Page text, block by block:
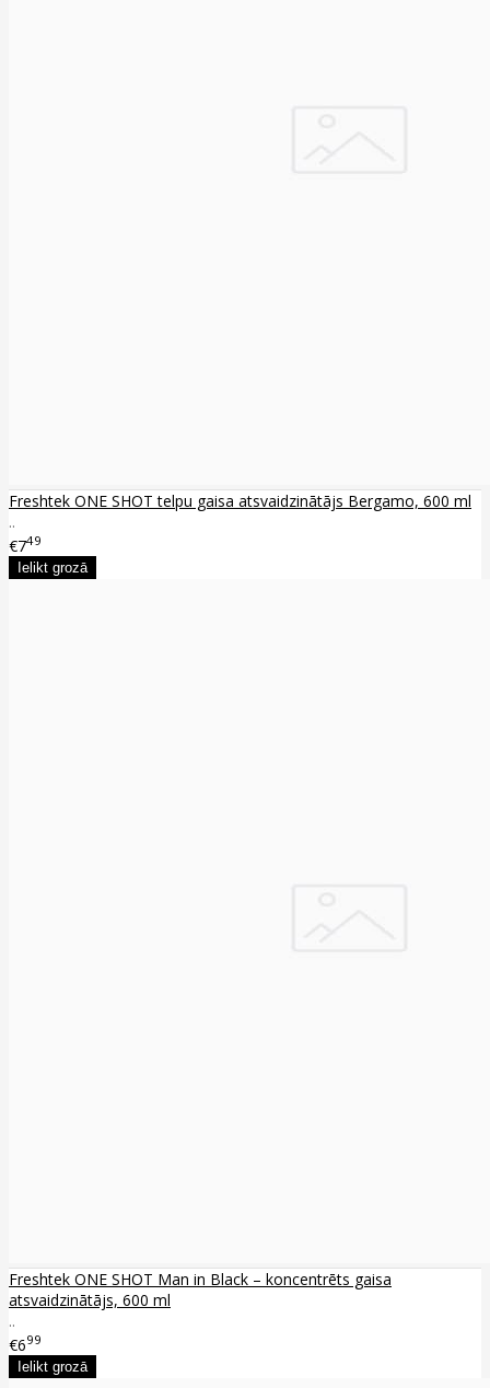
Freshtek ONE SHOT telpu gaisa atsvaidzinātājs Bergamo, 600 ml
..
€749
Freshtek ONE SHOT Man in Black – koncentrēts gaisa
atsvaidzinātājs, 600 ml
..
€699